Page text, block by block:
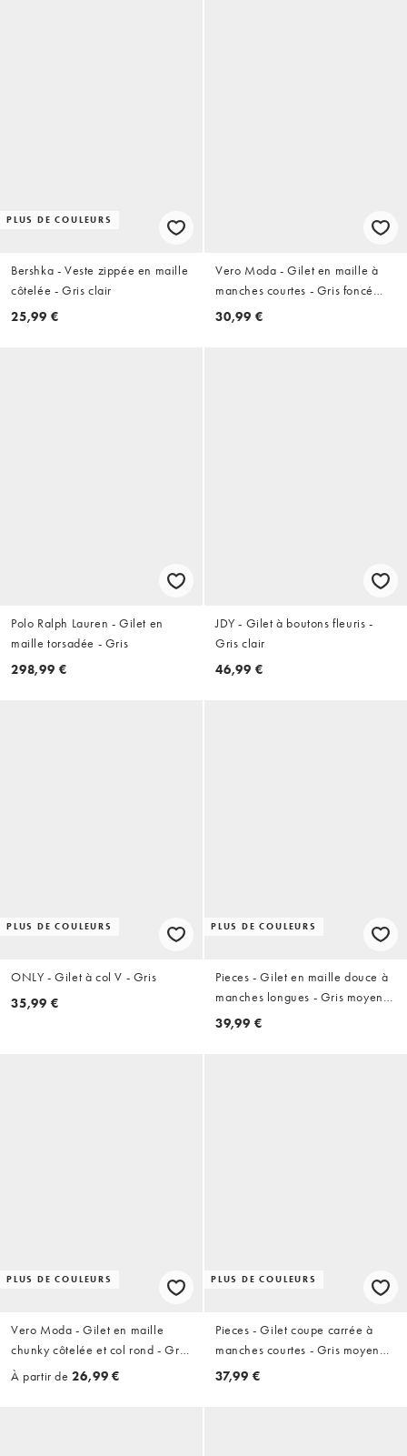
PLUS DE COULEURS
Bershka - Veste zippée en maille
côtelée - Gris clair
25,99 €
Vero Moda - Gilet en maille à
manches courtes - Gris foncé
chiné
30,99 €
Polo Ralph Lauren - Gilet en
maille torsadée - Gris
298,99 €
JDY - Gilet à boutons fleuris -
Gris clair
46,99 €
PLUS DE COULEURS
ONLY - Gilet à col V - Gris
35,99 €
PLUS DE COULEURS
Pieces - Gilet en maille douce à
manches longues - Gris moyen
chiné
39,99 €
PLUS DE COULEURS
Vero Moda - Gilet en maille
chunky côtelée et col rond - Gris
asphalt
À partir de 26,99 €
PLUS DE COULEURS
Pieces - Gilet coupe carrée à
manches courtes - Gris moyen
chiné
37,99 €